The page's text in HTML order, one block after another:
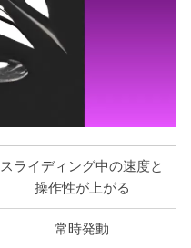
スライディング中の速度と
操作性が上がる
常時発動